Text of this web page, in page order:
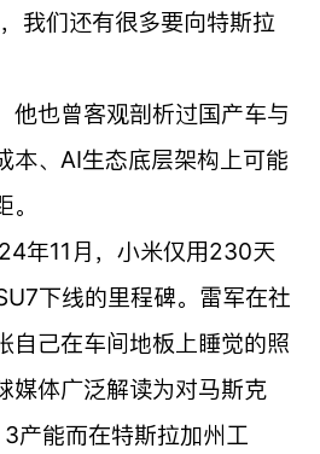
我们还有很多要向特斯拉
他也曾客观剖析过国产车与
本、AI生态底层架构上可能
年11月，小米仅用230天
下线的里程碑。雷军在社
自己在车间地板上睡觉的照
媒体广泛解读为对马斯克
产能而在特斯拉加州工